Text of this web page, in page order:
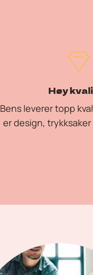
Høy
Bens leverer topp
er design,